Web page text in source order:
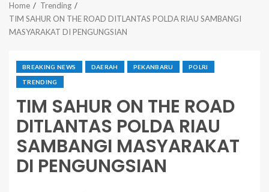
Home
Trending
TIM SAHUR ON THE ROAD DITLANTAS POLDA RIAU SAMBANGI
MASYARAKAT DI PENGUNGSIAN
BREAKING NEWS DAERAH PEKANBARU POLRI
TRENDING
TIM SAHUR ON THE ROAD
DITLANTAS POLDA RIAU
SAMBANGI MASYARAKAT
DI PENGUNGSIAN